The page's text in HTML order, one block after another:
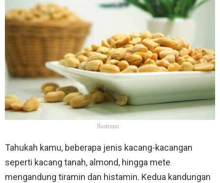
Ilustrasi
Tahukah kamu, beberapa jenis kacang-kacangan
seperti kacang tanah, almond, hingga mete
mengandung tiramin dan histamin. Kedua kandungan